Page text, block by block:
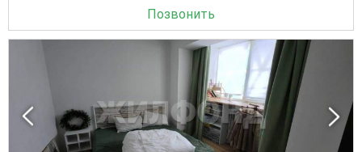
Позвонить